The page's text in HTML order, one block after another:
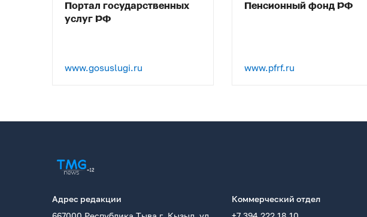
Портал государственных
услуг РФ
www.gosuslugi.ru
Пенсионный фонд РФ
www.pfrf.ru
Адрес редакции
Коммерческий отдел